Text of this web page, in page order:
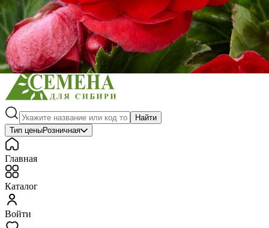
Консервирование
Средства защиты, удобрения, добавки, химия
Обустройство сада, декор
Найти
Тип ценыРозничная
Главная
Каталог
Войти